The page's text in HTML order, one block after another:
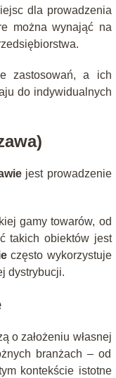
dla prowadzenia
można wynająć na
zastosowań, a ich
do indywidualnych
jest prowadzenie
gamy towarów, od
takich obiektów jest
często wykorzystuje
dystrybucji.
o założeniu własnej
branżach – od
kontekście istotne